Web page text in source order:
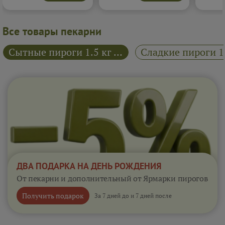
Все товары пекарни
Сытные пироги 1.5 кг "Райский пирожок"
ДВА ПОДАРКА НА ДЕНЬ РОЖДЕНИЯ
От пекарни и дополнительный от Ярмарки пирогов
Получить подарок За 7 дней до и 7 дней после